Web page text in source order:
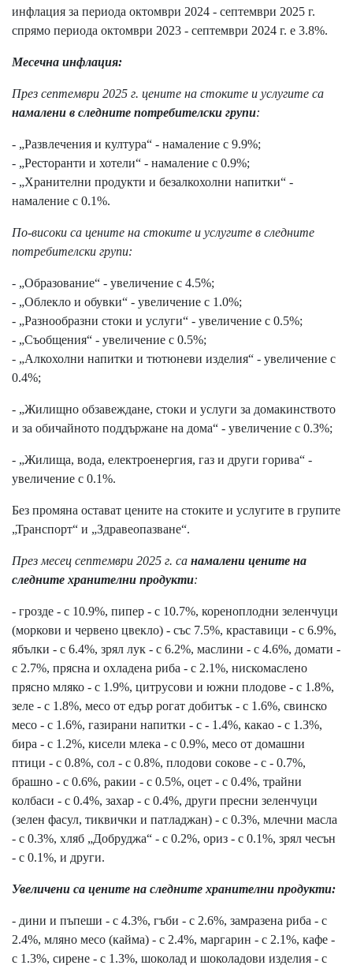
инфлация за периода октомври 2024 - септември 2025 г.
спрямо периода октомври 2023 - септември 2024 г. е 3.8%.
Месечна инфлация:
През септември 2025 г. цените на стоките и услугите са
намалени в следните потребителски групи:
- „Развлечения и култура“ - намаление с 9.9%;
- „Ресторанти и хотели“ - намаление с 0.9%;
- „Хранителни продукти и безалкохолни напитки“ -
намаление с 0.1%.
По-високи са цените на стоките и услугите в следните
потребителски групи:
- „Образование“ - увеличение с 4.5%;
- „Облекло и обувки“ - увеличение с 1.0%;
- „Разнообразни стоки и услуги“ - увеличение с 0.5%;
- „Съобщения“ - увеличение с 0.5%;
- „Алкохолни напитки и тютюневи изделия“ - увеличение с
0.4%;
- „Жилищно обзавеждане, стоки и услуги за домакинството
и за обичайното поддържане на дома“ - увеличение с 0.3%;
- „Жилища, вода, електроенергия, газ и други горива“ -
увеличение с 0.1%.
Без промяна остават цените на стоките и услугите в групите
„Транспорт“ и „Здравеопазване“.
През месец септември 2025 г. са намалени цените на
следните хранителни продукти:
- грозде - с 10.9%, пипер - с 10.7%, кореноплодни зеленчуци
(моркови и червено цвекло) - със 7.5%, краставици - с 6.9%,
ябълки - с 6.4%, зрял лук - с 6.2%, маслини - с 4.6%, домати -
с 2.7%, прясна и охладена риба - с 2.1%, нискомаслено
прясно мляко - с 1.9%, цитрусови и южни плодове - с 1.8%,
зеле - с 1.8%, месо от едър рогат добитък - с 1.6%, свинско
месо - с 1.6%, газирани напитки - с - 1.4%, какао - с 1.3%,
бира - с 1.2%, кисели млека - с 0.9%, месо от домашни
птици - с 0.8%, сол - с 0.8%, плодови сокове - с - 0.7%,
брашно - с 0.6%, ракии - с 0.5%, оцет - с 0.4%, трайни
колбаси - с 0.4%, захар - с 0.4%, други пресни зеленчуци
(зелен фасул, тиквички и патладжан) - с 0.3%, млечни масла
- с 0.3%, хляб „Добруджа“ - с 0.2%, ориз - с 0.1%, зрял чесън
- с 0.1%, и други.
Увеличени са цените на следните хранителни продукти:
- дини и пъпеши - с 4.3%, гъби - с 2.6%, замразена риба - с
2.4%, мляно месо (кайма) - с 2.4%, маргарин - с 2.1%, кафе -
с 1.3%, сирене - с 1.3%, шоколад и шоколадови изделия - с